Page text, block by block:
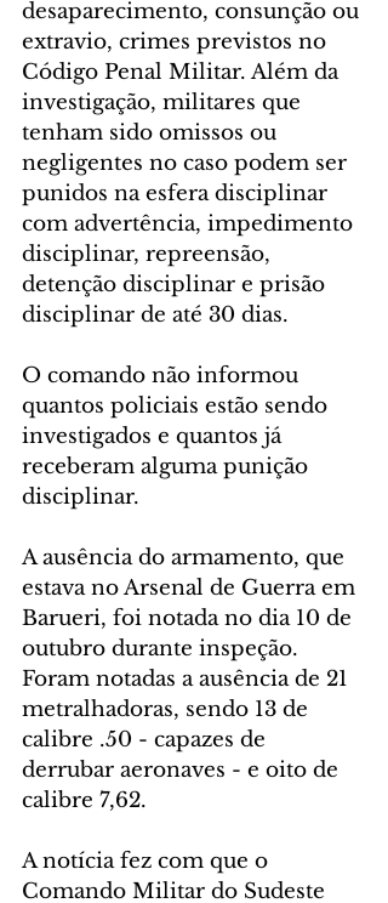
desaparecimento, consunção ou
extravio, crimes previstos no
Código Penal Militar. Além da
investigação, militares que
tenham sido omissos ou
negligentes no caso podem ser
punidos na esfera disciplinar
com advertência, impedimento
disciplinar, repreensão,
detenção disciplinar e prisão
disciplinar de até 30 dias.
O comando não informou
quantos policiais estão sendo
investigados e quantos já
receberam alguma punição
disciplinar.
A ausência do armamento, que
estava no Arsenal de Guerra em
Barueri, foi notada no dia 10 de
outubro durante inspeção.
Foram notadas a ausência de 21
metralhadoras, sendo 13 de
calibre .50 - capazes de
derrubar aeronaves - e oito de
calibre 7,62.
A notícia fez com que o
Comando Militar do Sudeste